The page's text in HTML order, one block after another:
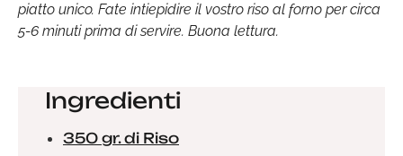
piatto unico. Fate intiepidire il vostro riso al forno per circa
5-6 minuti prima di servire. Buona lettura.
Ingredienti
350 gr. di Riso